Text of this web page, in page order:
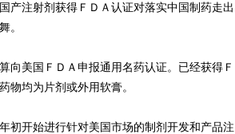
产注射剂获得ＦＤＡ认证对落实中国制药走出
。
美国ＦＤＡ申报通用名药认证。已经获得Ｆ
物均为片剂或外用软膏。
开始进行针对美国市场的制剂开发和产品注